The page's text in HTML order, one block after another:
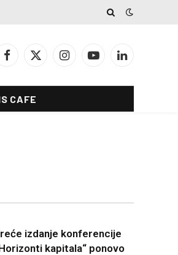
Facebook
X
InstagramYouTubeLinkedIn
CAFE
izdanje konferencije
kapitala“ ponovo